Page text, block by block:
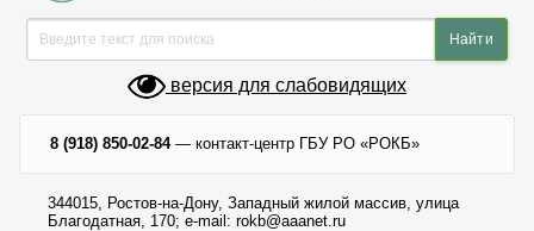
версия для слабовидящих
8 (918) 850-02-84— контакт-центр ГБУ РО «РОКБ»
344015, Ростов-на-Дону, Западный жилой массив, улица
Благодатная, 170; e-mail: rokb@aaanet.ru